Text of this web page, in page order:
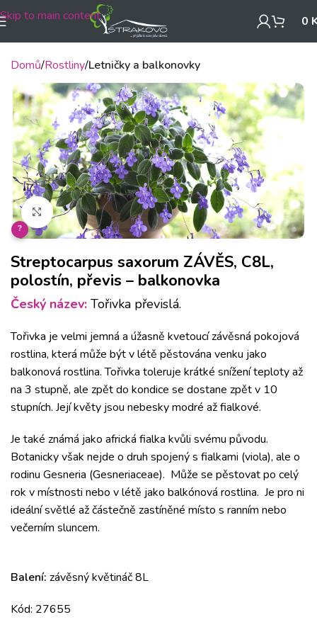
Skip to main content 0
Domů Rostliny Letničky a balkonovky
Klikněte pro zvětšení
?
Streptocarpus saxorum ZÁVĚS, C8L,
polostín, převis – balkonovka
Český název: Tořivka převislá.
Tořivka je velmi jemná a úžasně kvetoucí závěsná pokojová
rostlina, která může být v létě pěstována venku jako
balkonová rostlina. Tořivka toleruje krátké snížení teploty až
na 3 stupně, ale zpět do kondice se dostane zpět v 10
stupních. Její květy jsou nebesky modré až fialkové.
Je také známá jako africká fialka kvůli svému původu.
Botanicky však nejde o druh spojený s fialkami (viola), ale o
rodinu Gesneria (Gesneriaceae). Může se pěstovat po celý
rok v místnosti nebo v létě jako balkónová rostlina. Je pro ni
ideální světlé až částečně zastíněné místo s ranním nebo
večerním sluncem.
Balení: závěsný květináč 8L
Kód: 27655